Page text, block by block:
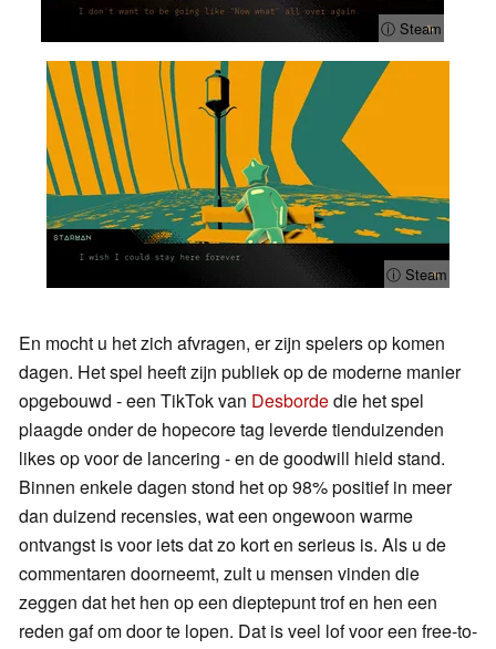
ⓘ Steam
ⓘ Steam
En mocht u het zich afvragen, er zijn spelers op komen
dagen. Het spel heeft zijn publiek op de moderne manier
opgebouwd - een TikTok van Desbordedie het spel
plaagde onder de hopecore tag leverde tienduizenden
likes op voor de lancering - en de goodwill hield stand.
Binnen enkele dagen stond het op 98% positief in meer
dan duizend recensies, wat een ongewoon warme
ontvangst is voor iets dat zo kort en serieus is. Als u de
commentaren doorneemt, zult u mensen vinden die
zeggen dat het hen op een dieptepunt trof en hen een
reden gaf om door te lopen. Dat is veel lof voor een free-to-